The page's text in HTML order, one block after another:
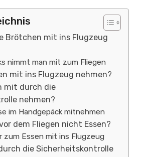
Brötchen mit ins Flugzeug
nimmt man mit zum Fliegen
mit ins Flugzeug nehmen?
mit durch die
nehmen?
im Handgepäck mitnehmen
dem Fliegen nicht Essen?
zum Essen mit ins Flugzeug
die Sicherheitskontrolle